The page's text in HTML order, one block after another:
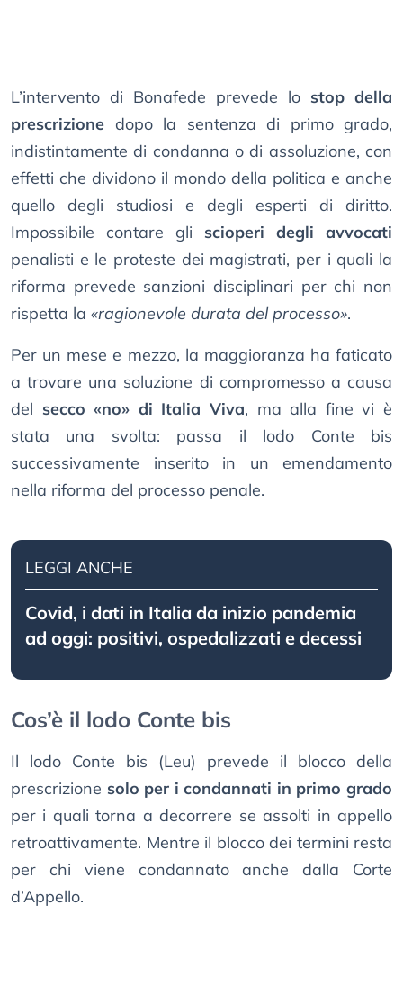
L’intervento di Bonafede prevede lo stop della
prescrizione dopo la sentenza di primo grado,
indistintamente di condanna o di assoluzione, con
effetti che dividono il mondo della politica e anche
quello degli studiosi e degli esperti di diritto.
Impossibile contare gli scioperi degli avvocati
penalisti e le proteste dei magistrati, per i quali la
riforma prevede sanzioni disciplinari per chi non
rispetta la «ragionevole durata del processo».
Per un mese e mezzo, la maggioranza ha faticato
a trovare una soluzione di compromesso a causa
del secco «no» di Italia Viva, ma alla fine vi è
stata una svolta: passa il lodo Conte bis
successivamente inserito in un emendamento
nella riforma del processo penale.
LEGGI ANCHE
Covid, i dati in Italia da inizio pandemia
ad oggi: positivi, ospedalizzati e decessi
Cos’è il lodo Conte bis
Il lodo Conte bis (Leu) prevede il blocco della
prescrizione solo per i condannati in primo grado
per i quali torna a decorrere se assolti in appello
retroattivamente. Mentre il blocco dei termini resta
per chi viene condannato anche dalla Corte
d’Appello.